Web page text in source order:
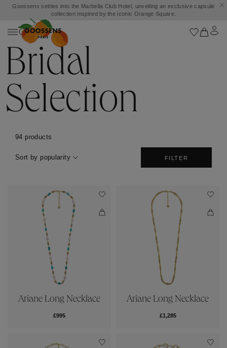
Goossens settles into the Marbella Club Hotel, unveiling an exclusive capsule
collection inspired by the iconic Orange Square.
Bridal
Selection
94 products
Sort by popularity FILTER
Ariane Long Necklace
£995
Ariane Long Necklace
£1,285